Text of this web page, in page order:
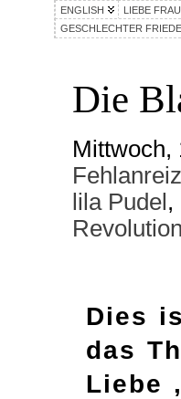
ENGLISH LIEBE
GESCHLECHTER
Die
Mittwoch,
lila Pudel ,
Revolution
Dies
das
Liebe